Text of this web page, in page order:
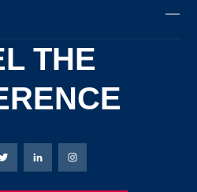
THE
Proenen Facebook-Seite
Bierbaum-Proenen Twitter Seite
Bierbaum-Proenen LinkedIn
Bierbaum-Proenen